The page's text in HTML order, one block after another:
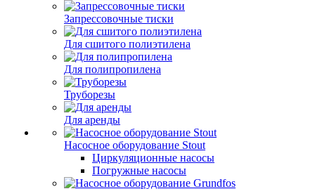
Запрессовочные тиски
Для сшитого полиэтилена
Для полипропилена
Труборезы
Для аренды
Насосное оборудование Stout
Циркуляционные насосы
Погружные насосы